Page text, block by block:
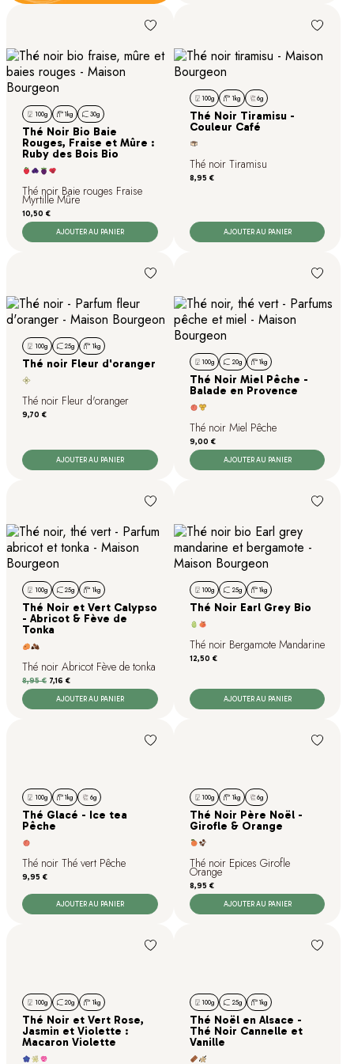
100g 1kg 30g
Thé Noir Bio Baie
Rouges, Fraise et Mûre :
Ruby des Bois Bio
Thé noir Baie rouges Fraise
Myrtille Mûre
Prix
10,50 €
AJOUTER AU PANIER
100g 1kg 6g
Thé Noir Tiramisu -
Couleur Café
Thé noir Tiramisu
Prix
8,95 €
AJOUTER AU PANIER
100g 25g 1kg
Thé noir Fleur d'oranger
Thé noir Fleur d'oranger
Prix
9,70 €
AJOUTER AU PANIER
100g 20g 1kg
Thé Noir Miel Pêche -
Balade en Provence
Thé noir Miel Pêche
Prix
9,00 €
AJOUTER AU PANIER
100g 25g 1kg
Thé Noir et Vert Calypso
- Abricot & Fève de
Tonka
Thé noir Abricot Fève de tonka
Prix de base
8,95 € Prix
7,16 €
AJOUTER AU PANIER
100g 25g 1kg
Thé Noir Earl Grey Bio
Thé noir Bergamote Mandarine
Prix
12,50 €
AJOUTER AU PANIER
100g 1kg 6g
Thé Glacé - Ice tea
Pêche
Thé noir Thé vert Pêche
Prix
9,95 €
AJOUTER AU PANIER
100g 1kg 6g
Thé Noir Père Noël -
Girofle & Orange
Thé noir Epices Girofle
Orange
Prix
8,95 €
AJOUTER AU PANIER
100g 20g 1kg
Thé Noir et Vert Rose,
Jasmin et Violette :
Macaron Violette
100g 25g 1kg
Thé Noël en Alsace -
Thé Noir Cannelle et
Vanille